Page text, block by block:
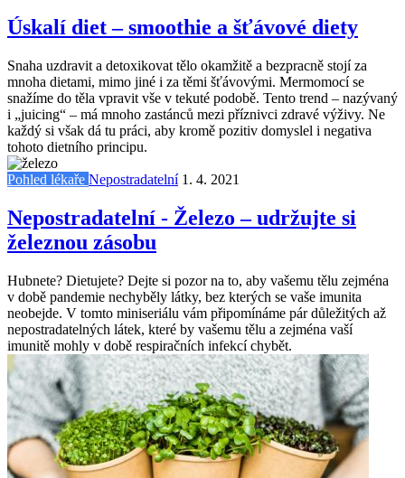
Úskalí diet – smoothie a šťávové diety
Snaha uzdravit a detoxikovat tělo okamžitě a bezpracně stojí za
mnoha dietami, mimo jiné i za těmi šťávovými. Mermomocí se
snažíme do těla vpravit vše v tekuté podobě. Tento trend – nazývaný
i „juicing“ – má mnoho zastánců mezi příznivci zdravé výživy. Ne
každý si však dá tu práci, aby kromě pozitiv domyslel i negativa
tohoto dietního principu.
Pohled lékaře Nepostradatelní 1. 4. 2021
Nepostradatelní - Železo – udržujte si
železnou zásobu
Hubnete? Dietujete? Dejte si pozor na to, aby vašemu tělu zejména
v době pandemie nechyběly látky, bez kterých se vaše imunita
neobejde. V tomto miniseriálu vám připomínáme pár důležitých až
nepostradatelných látek, které by vašemu tělu a zejména vaší
imunitě mohly v době respiračních infekcí chybět.